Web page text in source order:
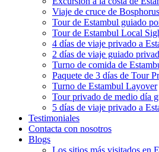
Viaje de cruce de Bosphorus
Tour de Estambul guiado
Tour de Estambul Local
4 días de viaje privado a
2 días de viaje guiado
Turno de comida de
Paquete de 3 días de Tour
Turno de Estambul Layover
Tour privado de medio día
5 días de viaje privado a
Testimoniales
Contacta con nosotros
Blogs
Los sitios más visitados en